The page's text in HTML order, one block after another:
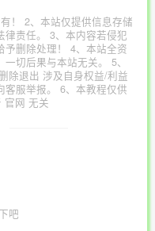
！ 2、本站仅提供信息存储
律责任。 3、本内容若侵犯
予删除处理！ 4、本站全资
切后果与本站无关。 5、
除退出 涉及自身权益/利益
客服举报。 6、本教程仅供
官网 无关
吧